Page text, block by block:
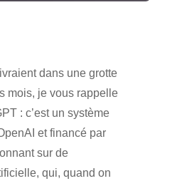
dans une grotte
mois, je vous rappelle
: c’est un système
et financé par
sur de
qui, quand on